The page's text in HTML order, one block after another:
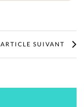
ARTICLE SUIVANT